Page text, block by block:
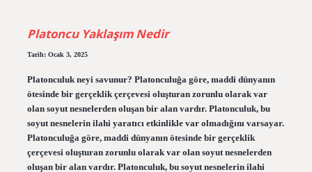
Platoncu Yaklaşım Nedir
Tarih: Ocak 3, 2025
Platonculuk neyi savunur? Platonculuğa göre, maddi dünyanın
ötesinde bir gerçeklik çerçevesi oluşturan zorunlu olarak var
olan soyut nesnelerden oluşan bir alan vardır. Platonculuk, bu
soyut nesnelerin ilahi yaratıcı etkinlikle var olmadığını varsayar.
Platonculuğa göre, maddi dünyanın ötesinde bir gerçeklik
çerçevesi oluşturan zorunlu olarak var olan soyut nesnelerden
oluşan bir alan vardır. Platonculuk, bu soyut nesnelerin ilahi